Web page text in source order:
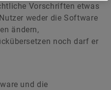
Vorschriften etwas
weder die Software
ändern,
noch darf er
und die